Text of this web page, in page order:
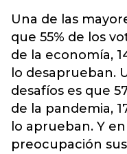
Una de las
que 55% de los
de la economía,
lo desaprueban.
desafíos es que
de la pandemia,
lo aprueban. Y
preocupación